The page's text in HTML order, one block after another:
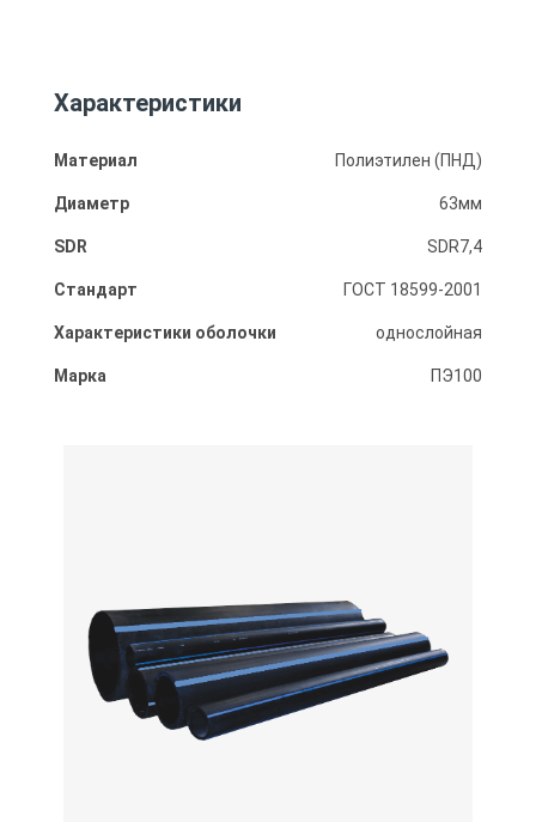
Характеристики
Материал Полиэтилен (ПНД)
Диаметр 63мм
SDR SDR7,4
Стандарт ГОСТ 18599-2001
Характеристики оболочки однослойная
Марка ПЭ100